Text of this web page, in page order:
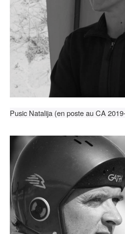
Pusic Natalija (en poste au CA